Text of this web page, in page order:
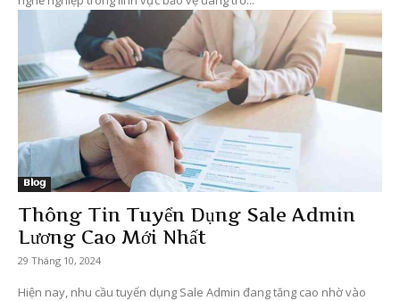
Blog
Thông Tin Tuyển Dụng Sale Admin
Lương Cao Mới Nhất
29 Tháng 10, 2024
Hiện nay, nhu cầu tuyển dụng Sale Admin đang tăng cao nhờ vào